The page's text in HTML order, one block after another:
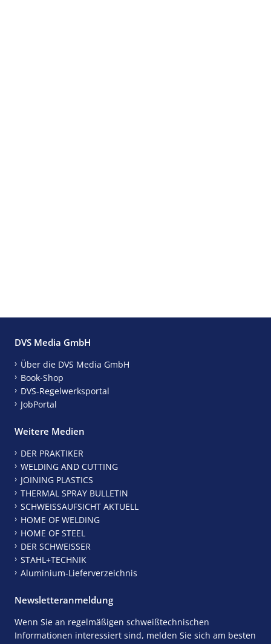
DVS Media GmbH
Über die DVS Media GmbH
Book-Shop
DVS-Regelwerksportal
JobPortal
Weitere Medien
DER PRAKTIKER
WELDING AND CUTTING
JOINING PLASTICS
THERMAL SPRAY BULLETIN
SCHWEISSAUFSICHT AKTUELL
HOME OF WELDING
HOME OF STEEL
DER SCHWEISSER
STAHL+TECHNIK
Aluminium-Lieferverzeichnis
Newsletteranmeldung
Wenn Sie an regelmäßigen schweißtechnischen
Informationen interessiert sind, melden Sie sich am besten